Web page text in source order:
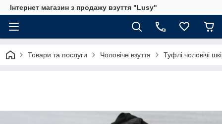
Інтернет магазин з продажу взуття "Lusy"
Товари та послуги Чоловіче взуття Туфлі чоловічі